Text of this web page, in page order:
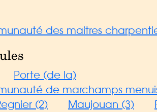
des maitres
Porte (de la)
de marchamps
(2)
Maujouan (3)